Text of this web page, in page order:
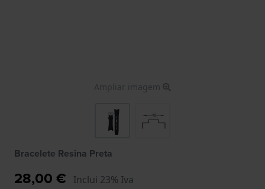
Ampliar imagem
Bracelete Resina Preta
28,00 € Inclui 23% Iva